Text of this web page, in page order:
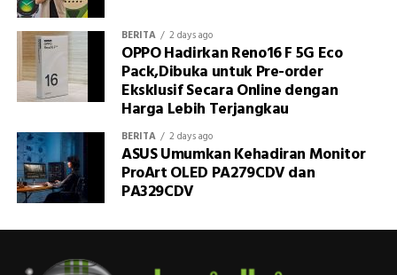
BERITA 2 days ago
OPPO Hadirkan Reno16 F 5G Eco
Pack,Dibuka untuk Pre-order
Eksklusif Secara Online dengan
Harga Lebih Terjangkau
BERITA 2 days ago
ASUS Umumkan Kehadiran Monitor
ProArt OLED PA279CDV dan
PA329CDV